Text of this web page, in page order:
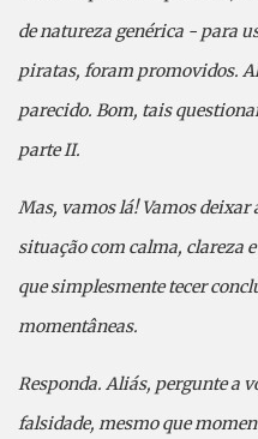
de natureza genérica - para
piratas, foram promovidos.
parecido. Bom, tais
parte II.
Mas, vamos lá! Vamos deixar
situação com calma, clareza
que simplesmente tecer
momentâneas.
Responda. Aliás, pergunte a
falsidade, mesmo que